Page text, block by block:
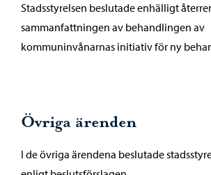
Stadsstyrelsen beslutade enhälligt
sammanfattningen av behandlingen av
kommuninvånarnas initiativ för ny
Övriga ärenden
I de övriga ärendena beslutade